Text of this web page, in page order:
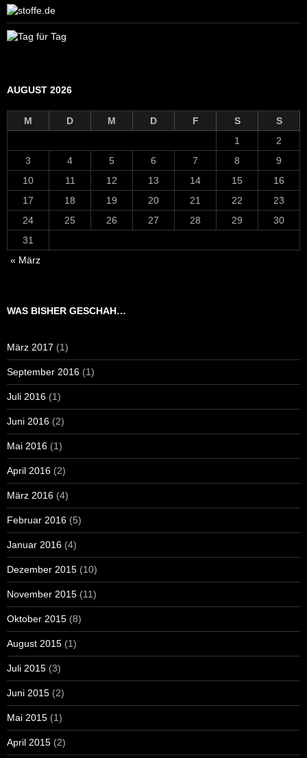
AUGUST 2026
M D M D F S
S
1
2
3
4 5 6 7 8
9
10
11 12 13 14 15
16
17
18 19 20 21 22
23
24
25 26 27 28 29
30
31
« März
WAS BISHER GESCHAH…
März 2017 (1)
September 2016 (1)
Juli 2016 (1)
Juni 2016 (2)
Mai 2016 (1)
April 2016 (2)
März 2016 (4)
Februar 2016 (5)
Januar 2016 (4)
Dezember 2015 (10)
November 2015 (11)
Oktober 2015 (8)
August 2015 (1)
Juli 2015 (3)
Juni 2015 (2)
Mai 2015 (1)
April 2015 (2)